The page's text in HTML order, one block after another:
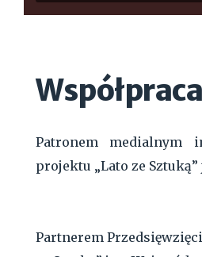
Współpraca
Patronem medialnym
projektu „Lato ze
Partnerem